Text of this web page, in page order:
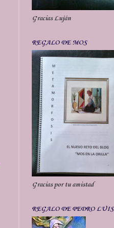
Gracias Luján
REGALO DE MOS
Gracias por tu amistad
REGALO DE PEDRO LUIS